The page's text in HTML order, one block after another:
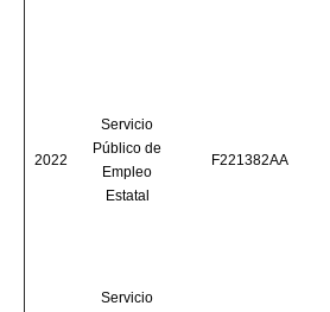
2022
Servicio
Público de
Empleo
Estatal
F221382AA
Servicio